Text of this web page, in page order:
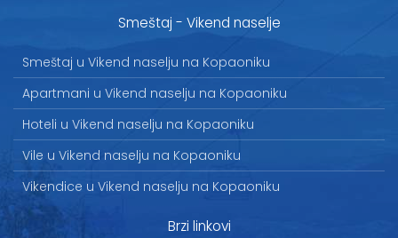
Smeštaj - Vikend naselje
Smeštaj u Vikend naselju na Kopaoniku
Apartmani u Vikend naselju na Kopaoniku
Hoteli u Vikend naselju na Kopaoniku
Vile u Vikend naselju na Kopaoniku
Vikendice u Vikend naselju na Kopaoniku
Brzi linkovi